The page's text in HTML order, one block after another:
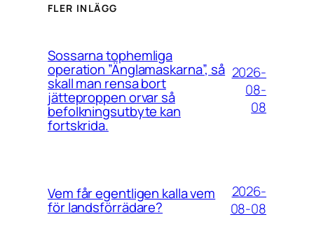
FLER INLÄGG
Sossarna tophemliga
operation ”Änglamaskarna”, så
skall man rensa bort
jätteproppen orvar så
befolkningsutbyte kan
fortskrida.
2026-
08-
08
Vem får egentligen kalla vem
för landsförrädare?
2026-
08-08